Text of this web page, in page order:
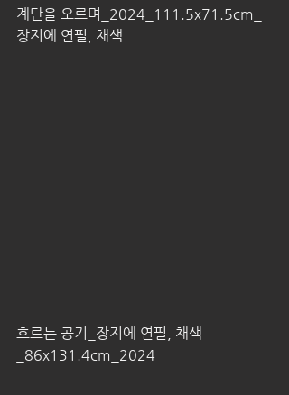
계단을 오르며_2024_111.5x71.5cm_
장지에 연필, 채색
흐르는 공기_장지에 연필, 채색
_86x131.4cm_2024